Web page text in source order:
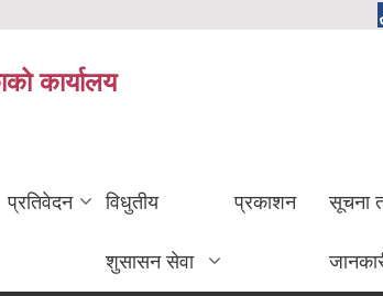
कार्यालय
प्रतिवेदन विधुतीय
शुसासन सेवा
प्रकाशन सूचना